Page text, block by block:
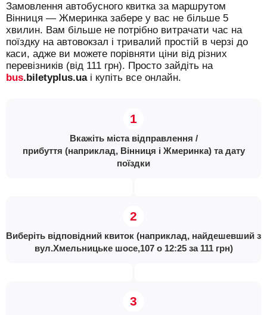
Замовлення автобусного квитка за маршрутом
Вінниця — Жмеринка забере у вас не більше 5
хвилин. Вам більше не потрібно витрачати час на
поїздку на автовокзал і тривалий простій в черзі до
каси, адже ви можете порівняти ціни від різних
перевізників (від 111 грн). Просто зайдіть на
bus.biletyplus.uaі купіть все онлайн.
Вкажіть міста відправлення /
прибуття (наприклад, Вінниця і Жмеринка) та дату
поїздки
Виберіть відповідний квиток (наприклад, найдешевший з
вул.Хмельницьке шосе,107 о 12:25 за 111 грн)